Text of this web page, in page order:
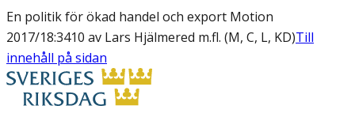
En politik för ökad handel och export Motion
2017/18:3410 av Lars Hjälmered m.fl. (M, C, L, KD)Till
innehåll på sidan